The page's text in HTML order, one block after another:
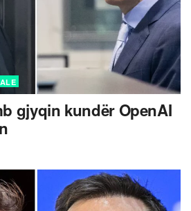
gjyqin kundër OpenAI